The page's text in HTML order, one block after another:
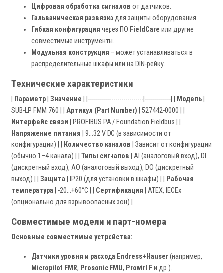
Цифровая обработка сигналов от датчиков.
Гальваническая развязка для защиты оборудования.
Гибкая конфигурация через ПО FieldCare или другие
совместимые инструменты.
Модульная конструкция – может устанавливаться в
распределительные шкафы или на DIN-рейку.
Технические характеристики
Параметр Значение | |----------------------------|-------------| | Модель
SUB-LP FMM 760 | | Артикул (Part Number) | 527442-0000 | |
Интерфейс связи | PROFIBUS PA / Foundation Fieldbus | |
Напряжение питания | 9…32 V DC (в зависимости от
конфигурации) | |
Количество каналов | Зависит от конфигурации
(обычно 1–4 канала) | | Типы сигналов | AI (аналоговый вход), DI
(дискретный вход), AO (аналоговый выход), DO (дискретный
выход) | | Защита | IP20 (для установки в шкафы) | |
Рабочая
температура | -20…+60°C | | Сертификация | ATEX, IECEx
(опционально для взрывоопасных зон) |
Совместимые модели и парт-номера
Основные совместимые устройства:
Датчики уровня и расхода Endress+Hauser(например,
Micropilot FMR, Prosonic FMU, Prowirl Fи др.).